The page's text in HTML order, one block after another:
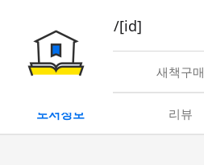
book/rent/[id]
대여 새책구매
도서정보 리뷰